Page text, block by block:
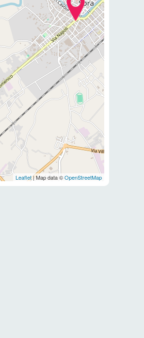
Leaflet| Map data ©OpenStreetMap